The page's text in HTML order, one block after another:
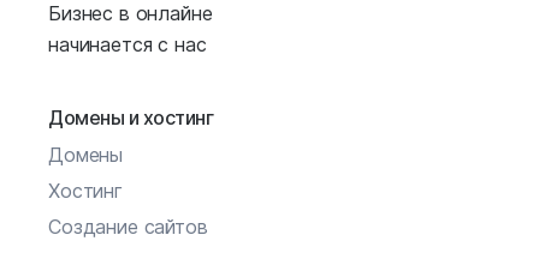
Бизнес в онлайне
начинается с нас
Домены и хостинг
Домены
Хостинг
Создание сайтов